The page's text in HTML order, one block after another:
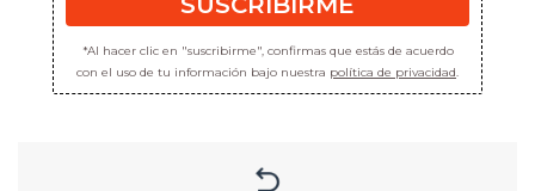
*Al hacer clic en "suscribirme", confirmas que estás de acuerdo
con el uso de tu información bajo nuestra política de privacidad.